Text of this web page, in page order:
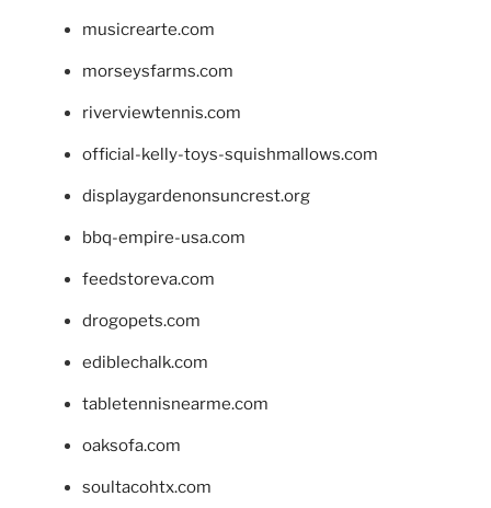
musicrearte.com
morseysfarms.com
riverviewtennis.com
official-kelly-toys-squishmallows.com
displaygardenonsuncrest.org
bbq-empire-usa.com
feedstoreva.com
drogopets.com
ediblechalk.com
tabletennisnearme.com
oaksofa.com
soultacohtx.com